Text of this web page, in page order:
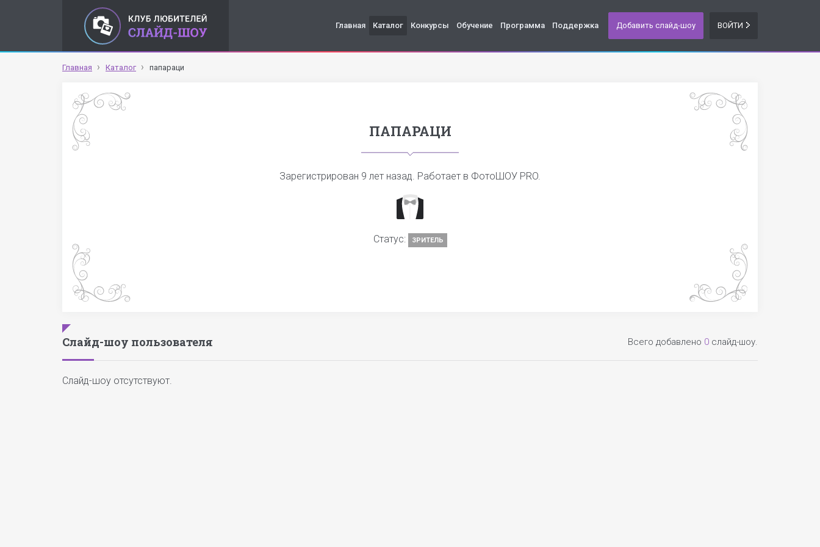
Главная Каталог Конкурсы Обучение Программа Поддержка Добавить слайд-шоу ВОЙТИ
Главная Каталог папараци
ПАПАРАЦИ
Зарегистрирован 9 лет назад. Работает в ФотоШОУ PRO.
Статус: ЗРИТЕЛЬ
Слайд-шоу пользователя Всего добавлено 0 слайд-шоу.
Слайд-шоу отсутствуют.